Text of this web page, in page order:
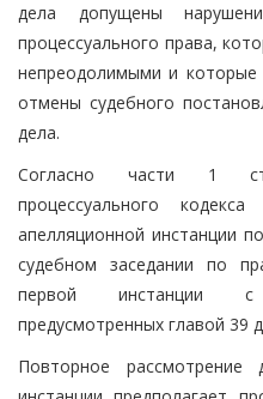
дела допущены
процессуального права,
непреодолимыми и
отмены судебного
дела.
Согласно части 1
процессуального
апелляционной инстанции
судебном заседании по
первой инстанции с
предусмотренных главой 39
Повторное